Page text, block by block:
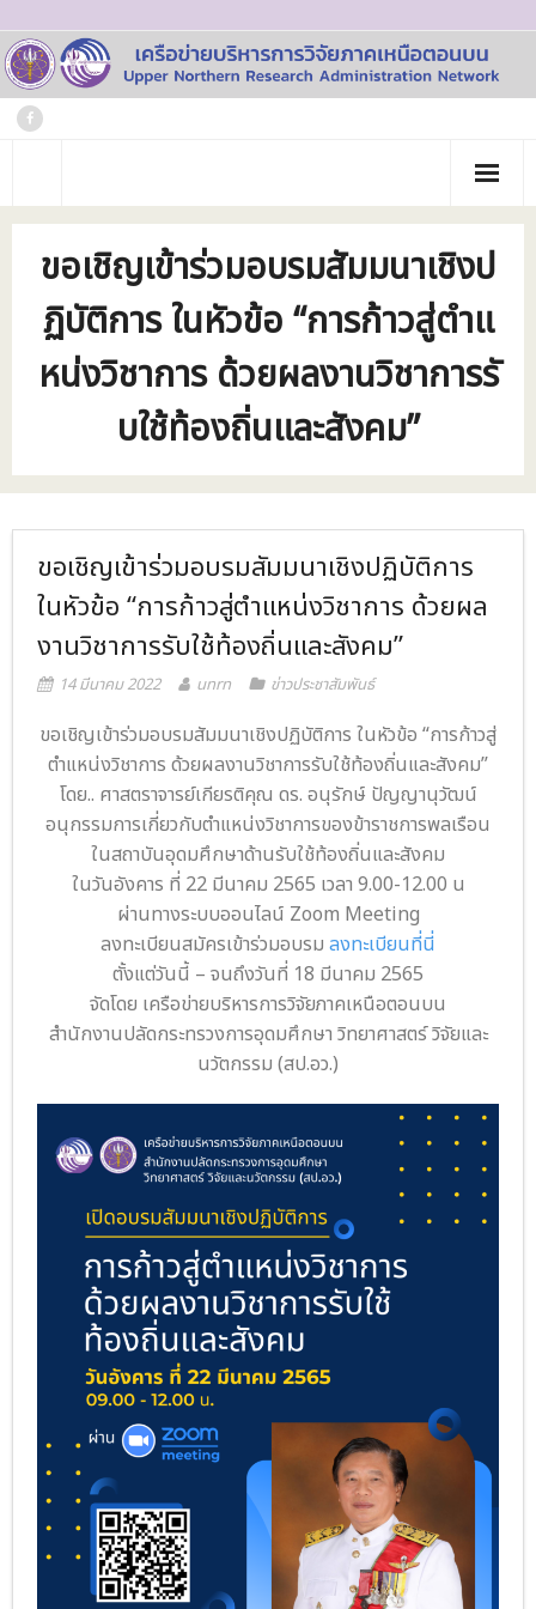
Skip
to
content
หน้าแรก
เกี่ยวกับเรา
- ประวัติเครือข่าย
- ภารกิจเครือข่าย
- CE
- Privacy Policy
ข่าวประชาสัมพันธ์
ติดต่อเรา
ขอเชิญเข้าร่วมอบรมสัมมนาเชิงป
ฏิบัติการ ในหัวข้อ “การก้าวสู่ตำแ
หน่งวิชาการ ด้วยผลงานวิชาการรั
บใช้ท้องถิ่นและสังคม”
ขอเชิญเข้าร่วมอบรมสัมมนาเชิงปฏิบัติการ
ในหัวข้อ “การก้าวสู่ตำแหน่งวิชาการ ด้วยผล
งานวิชาการรับใช้ท้องถิ่นและสังคม”
14 มีนาคม 2022 unrn ข่าวประชาสัมพันธ์
ขอเชิญเข้าร่วมอบรมสัมมนาเชิงปฏิบัติการ ในหัวข้อ “การก้าวสู่
ตำแหน่งวิชาการ ด้วยผลงานวิชาการรับใช้ท้องถิ่นและสังคม”
โดย.. ศาสตราจารย์เกียรติคุณ ดร. อนุรักษ์ ปัญญานุวัฒน์
อนุกรรมการเกี่ยวกับตำแหน่งวิชาการของข้าราชการพลเรือน
ในสถาบันอุดมศึกษาด้านรับใช้ท้องถิ่นและสังคม
ในวันอังคาร ที่ 22 มีนาคม 2565 เวลา 9.00-12.00 น
ผ่านทางระบบออนไลน์ Zoom Meeting
ลงทะเบียนสมัครเข้าร่วมอบรม ลงทะเบียนที่นี่
ตั้งแต่วันนี้ – จนถึงวันที่ 18 มีนาคม 2565
จัดโดย เครือข่ายบริหารการวิจัยภาคเหนือตอนบน
สำนักงานปลัดกระทรวงการอุดมศึกษา วิทยาศาสตร์ วิจัยและ
นวัตกรรม (สป.อว.)